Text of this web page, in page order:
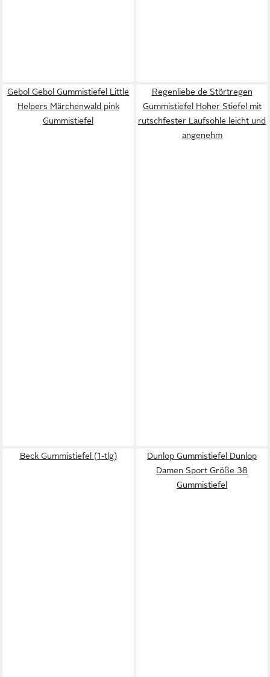
Gebol Gebol Gummistiefel Little
Helpers Märchenwald pink
Gummistiefel
Regenliebe de Störtregen
Gummistiefel Hoher Stiefel mit
rutschfester Laufsohle leicht und
angenehm
Beck Gummistiefel (1-tlg)
Dunlop Gummistiefel Dunlop
Damen Sport Größe 38
Gummistiefel